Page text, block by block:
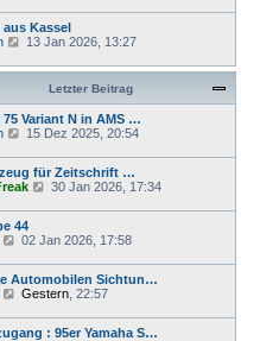
r
a
g
B
e
i
r
g
u
e
s
e
r
B
e
r
a
g
aus Kassel
N
u
t
e
B
e
i
r
a
g
13 Jan 2026, 13:27
Letzter Beitrag
Variant N in AMS …
N
u
e
s
r
B
i
t
r
a
g
15 Dez 2025, 20:54
für Zeitschrift …
N
u
s
r
B
i
30 Jan 2026, 17:34
44
N
u
e
s
r
02 Jan 2026, 17:58
Automobilen Sichtun…
N
u
e
Gestern, 22:57
: 95er Yamaha S…